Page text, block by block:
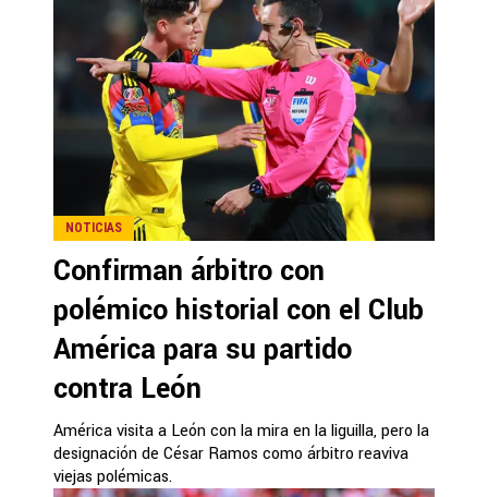
NOTICIAS
Confirman árbitro con
polémico historial con el Club
América para su partido
contra León
América visita a León con la mira en la liguilla, pero la
designación de César Ramos como árbitro reaviva
viejas polémicas.